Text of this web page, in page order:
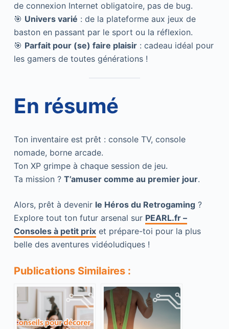
de connexion Internet obligatoire, pas de bug.
🎯 Univers varié : de la plateforme aux jeux de
baston en passant par le sport ou la réflexion.
🎯 Parfait pour (se) faire plaisir: cadeau idéal pour
les gamers de toutes générations !
En résumé
Ton inventaire est prêt : console TV, console
nomade, borne arcade.
Ton XP grimpe à chaque session de jeu.
Ta mission ? T’amuser comme au premier jour.
Alors, prêt à devenir le Héros du Retrogaming?
Explore tout ton futur arsenal sur PEARL.fr –
Consoles à petit prixet prépare-toi pour la plus
belle des aventures vidéoludiques !
Publications Similaires :